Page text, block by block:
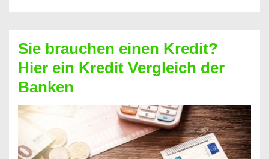
Summe
Geld?
Hier
einen
10000
Euro
Kredit
Sie brauchen einen Kredit?
Hier ein Kredit Vergleich der
Banken